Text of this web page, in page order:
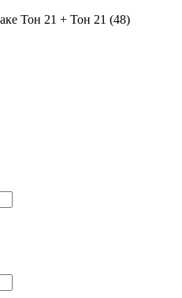
Тон 21 + Тон 21 (48)